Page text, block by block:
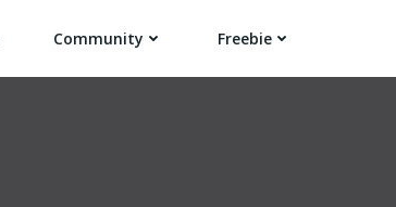
Community Freebie